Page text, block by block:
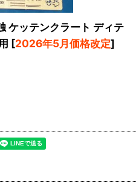
ッテンクラート ディテ
[2026年5月価格改定]